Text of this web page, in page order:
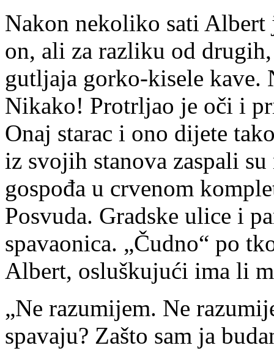
Nakon nekoliko sati
on, ali za razliku od
gutljaja gorko-kisele kave.
Nikako! Protrljao je oči i
Onaj starac i ono dijete
iz svojih stanova zaspali
gospođa u crvenom
Posvuda. Gradske ulice i
spavaonica. „Čudno“ po
Albert, osluškujući ima li
„Ne razumijem. Ne
spavaju? Zašto sam ja